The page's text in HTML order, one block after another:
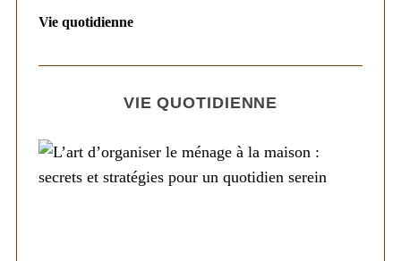
Vie quotidienne
VIE QUOTIDIENNE